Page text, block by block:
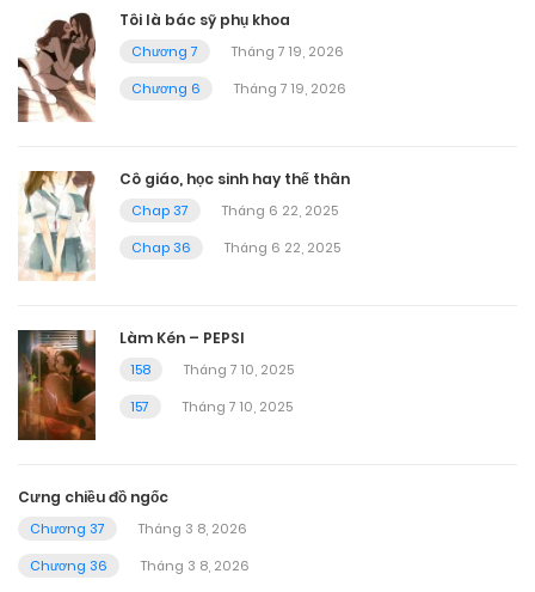
Tôi là bác sỹ phụ khoa
Chương 7
Tháng 7 19, 2026
Chương 6
Tháng 7 19, 2026
Cô giáo, học sinh hay thế thân
Chap 37
Tháng 6 22, 2025
Chap 36
Tháng 6 22, 2025
Làm Kén – PEPSI
158
Tháng 7 10, 2025
157
Tháng 7 10, 2025
Cưng chiều đồ ngốc
Chương 37
Tháng 3 8, 2026
Chương 36
Tháng 3 8, 2026